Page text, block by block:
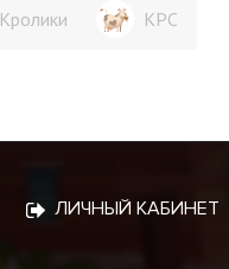
Кролики
КРС
ЛИЧНЫЙ КАБИНЕТ